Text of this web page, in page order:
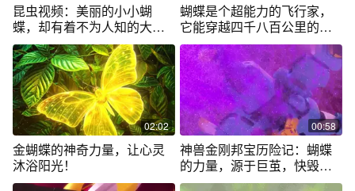
昆虫视频：美丽的小小蝴
蝶，却有着不为人知的大力
量
蝴蝶是个超能力的飞行家，
它能穿越四千八百公里的旅
程
02:02
金蝴蝶的神奇力量，让心灵
沐浴阳光！
00:58
神兽金刚邦宝历险记：蝴蝶
的力量，源于巨茧，快毁了
它